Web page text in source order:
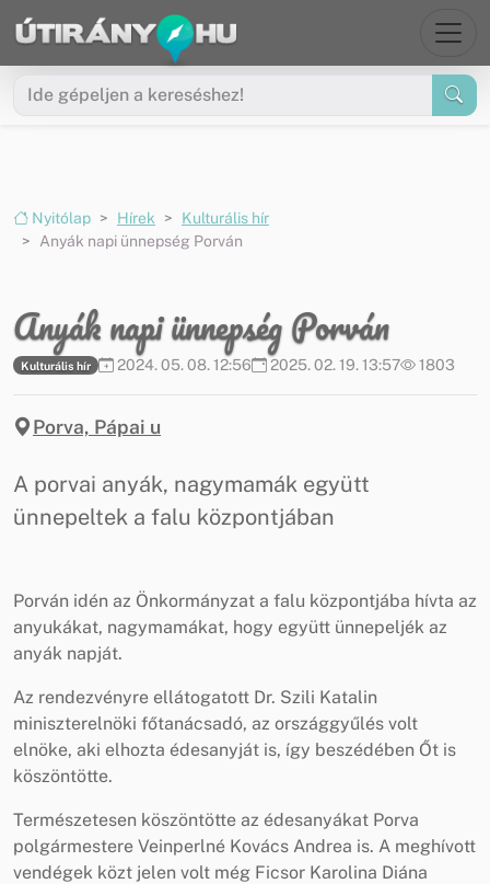
Ugrás a menüre
Ugrás a tartalomra
Nyitólap Hírek
Kulturális hír
Anyák napi ünnepség Porván
Anyák napi ünnepség Porván
Kulturális hír 2024. 05. 08. 12:56 2025. 02. 19. 13:57 1803
Porva, Pápai u
A porvai anyák, nagymamák együtt
ünnepeltek a falu központjában
Porván idén az Önkormányzat a falu központjába hívta az
anyukákat, nagymamákat, hogy együtt ünnepeljék az
anyák napját.
Az rendezvényre ellátogatott Dr. Szili Katalin
miniszterelnöki főtanácsadó, az országgyűlés volt
elnöke, aki elhozta édesanyját is, így beszédében Őt is
köszöntötte.
Természetesen köszöntötte az édesanyákat Porva
polgármestere Veinperlné Kovács Andrea is. A meghívott
vendégek közt jelen volt még Ficsor Karolina Diána